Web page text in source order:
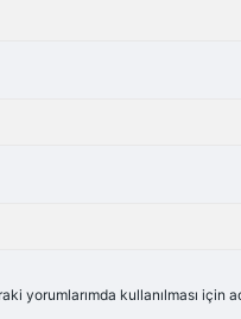
yorumlarımda kullanılması için